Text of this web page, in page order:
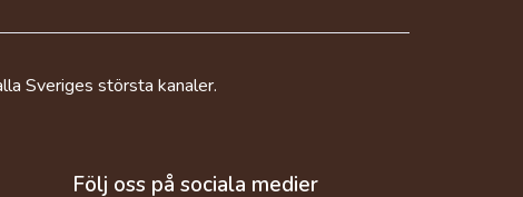
Sveriges största kanaler.
Följ oss på sociala medier